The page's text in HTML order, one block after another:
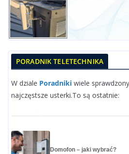
PORADNIK TELETECHNIKA
W dziale Poradniki wiele
najczęstsze usterki.To są ostatnie:
Domofon – jaki wybrać?